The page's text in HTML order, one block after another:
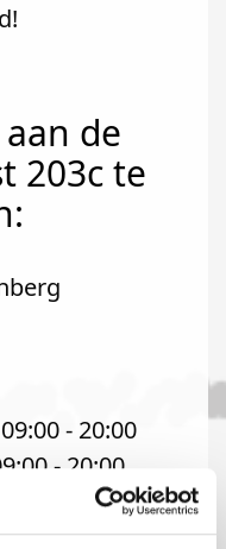
de
203c te
- 20:00
- 20:00
09:00 - 17:00